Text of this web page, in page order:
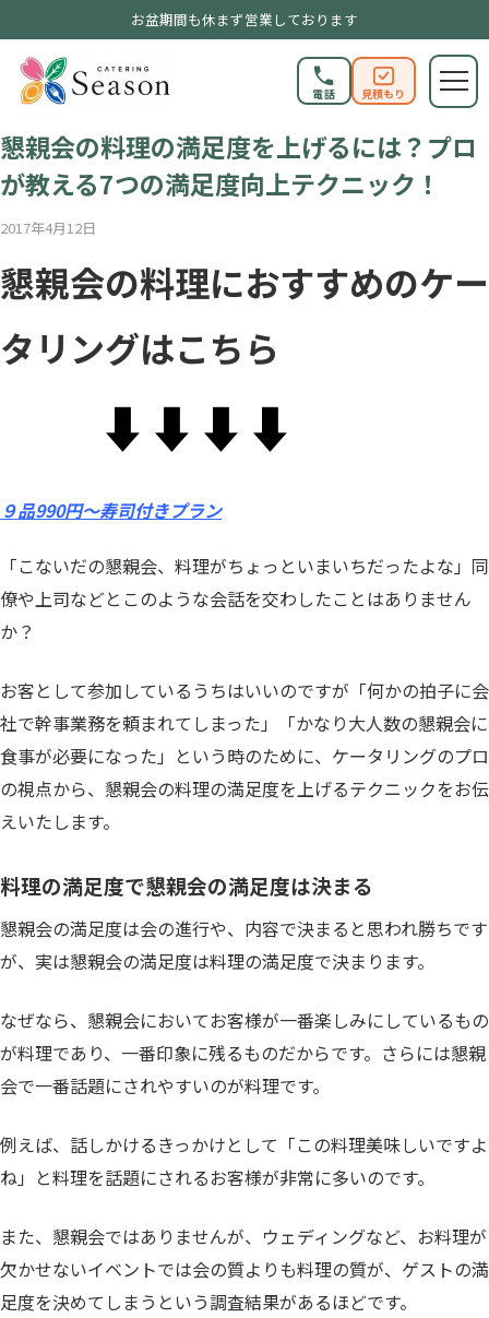
お盆期間も休まず営業しております
電話 見積もり
SEASONブログ
懇親会の料理の満足度を上げるには？プロ
が教える7つの満足度向上テクニック！
2017年4月12日
懇親会の料理におすすめのケー
タリングはこちら
⬇︎⬇︎⬇︎⬇︎
９品990円〜寿司付きプラン
「こないだの懇親会、料理がちょっといまいちだったよな」同
僚や上司などとこのような会話を交わしたことはありません
か？
お客として参加しているうちはいいのですが「何かの拍子に会
社で幹事業務を頼まれてしまった」「かなり大人数の懇親会に
食事が必要になった」という時のために、ケータリングのプロ
の視点から、懇親会の料理の満足度を上げるテクニックをお伝
えいたします。
料理の満足度で懇親会の満足度は決まる
懇親会の満足度は会の進行や、内容で決まると思われ勝ちです
が、実は懇親会の満足度は料理の満足度で決まります。
なぜなら、懇親会においてお客様が一番楽しみにしているもの
が料理であり、一番印象に残るものだからです。さらには懇親
会で一番話題にされやすいのが料理です。
例えば、話しかけるきっかけとして「この料理美味しいですよ
ね」と料理を話題にされるお客様が非常に多いのです。
また、懇親会ではありませんが、ウェディングなど、お料理が
欠かせないイベントでは会の質よりも料理の質が、ゲストの満
足度を決めてしまうという調査結果があるほどです。